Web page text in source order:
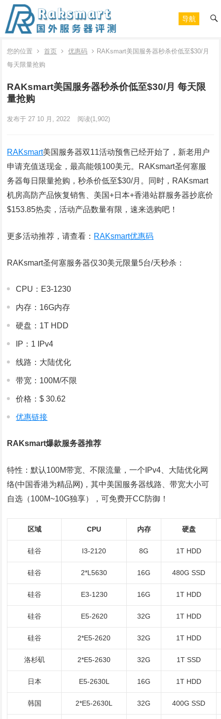
导航
您的位置 首页 优惠码
RAKsmart美国服务器秒杀价低至$30/月
每天限量抢购
RAKsmart美国服务器秒杀价低至$30/月 每天限
量抢购
发布于 27 10 月, 2022 阅读(1,902)
RAKsmart美国服务器双11活动预售已经开始了，新老用户
申请充值送现金，最高能领100美元。RAKsmart圣何塞服
务器每日限量抢购，秒杀价低至$30/月。同时，RAKsmart
机房高防产品恢复销售、美国+日本+香港站群服务器抄底价
$153.85热卖，活动产品数量有限，速来选购吧！
更多活动推荐，请查看： RAKsmart优惠码
RAKsmart圣何塞服务器仅30美元限量5台/天秒杀：
CPU：E3-1230
内存：16G内存
硬盘：1T HDD
IP：1 IPv4
线路：大陆优化
带宽：100M/不限
价格：$ 30.62
优惠链接
RAKsmart爆款服务器推荐
特性：默认100M带宽、不限流量，一个IPv4、大陆优化网
络(中国香港为精品网)，其中美国服务器线路、带宽大小可
自选（100M~10G独享），可免费开CC防御！
区域 CPU 内存 硬盘
硅谷 I3-2120 8G 1T HDD
硅谷 2*L5630 16G 480G SSD
硅谷 E3-1230 16G 1T HDD
硅谷 E5-2620 32G 1T HDD
硅谷 2*E5-2620 32G 1T HDD
洛杉矶 2*E5-2630 32G 1T SSD
日本 E5-2630L 16G 1T HDD
韩国 2*E5-2630L 32G 400G SSD